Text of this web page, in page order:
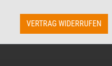
VERTRAG WIDERRUFEN